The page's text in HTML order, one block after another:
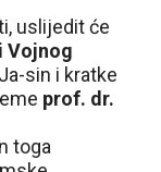
uslijedit će
Vojnog
sin i kratke
prof. dr.
toga